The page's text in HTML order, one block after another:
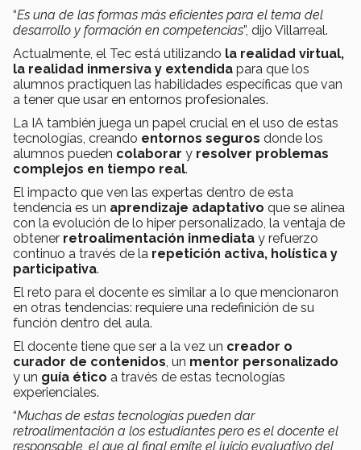
“Es una de las formas más eficientes para el tema del
desarrollo y formación en competencias”, dijo Villarreal.
Actualmente, el Tec está utilizando la realidad virtual,
la realidad inmersiva y extendida para que los
alumnos practiquen las habilidades específicas que van
a tener que usar en entornos profesionales.
La IA también juega un papel crucial en el uso de estas
tecnologías, creando entornos seguros donde los
alumnos pueden colaborar y resolver problemas
complejos en tiempo real.
El impacto que ven las expertas dentro de esta
tendencia es un aprendizaje adaptativo que se alinea
con la evolución de lo hiper personalizado, la ventaja de
obtener retroalimentación inmediata y refuerzo
continuo a través de la repetición activa, holística y
participativa.
El reto para el docente es similar a lo que mencionaron
en otras tendencias: requiere una redefinición de su
función dentro del aula.
El docente tiene que ser a la vez un creador o
curador de contenidos , un mentor personalizado
y un guía ético a través de estas tecnologías
experienciales.
“Muchas de estas tecnologías pueden dar
retroalimentación a los estudiantes pero es el docente el
responsable, el que al final emite el juicio evaluativo del